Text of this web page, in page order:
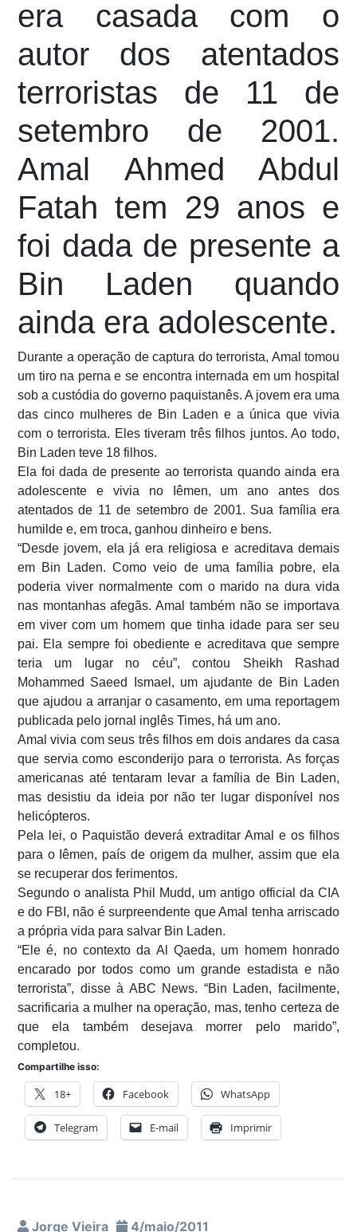
era casada com o
autor dos atentados
terroristas de 11 de
setembro de 2001.
Amal Ahmed Abdul
Fatah tem 29 anos e
foi dada de presente a
Bin Laden quando
ainda era adolescente.
Durante a operação de captura do terrorista, Amal tomou
um tiro na perna e se encontra internada em um hospital
sob a custódia do governo paquistanês. A jovem era uma
das cinco mulheres de Bin Laden e a única que vivia
com o terrorista. Eles tiveram três filhos juntos. Ao todo,
Bin Laden teve 18 filhos.
Ela foi dada de presente ao terrorista quando ainda era
adolescente e vivia no Iêmen, um ano antes dos
atentados de 11 de setembro de 2001. Sua família era
humilde e, em troca, ganhou dinheiro e bens.
“Desde jovem, ela já era religiosa e acreditava demais
em Bin Laden. Como veio de uma família pobre, ela
poderia viver normalmente com o marido na dura vida
nas montanhas afegãs. Amal também não se importava
em viver com um homem que tinha idade para ser seu
pai. Ela sempre foi obediente e acreditava que sempre
teria um lugar no céu”, contou Sheikh Rashad
Mohammed Saeed Ismael, um ajudante de Bin Laden
que ajudou a arranjar o casamento, em uma reportagem
publicada pelo jornal inglês Times, há um ano.
Amal vivia com seus três filhos em dois andares da casa
que servia como esconderijo para o terrorista. As forças
americanas até tentaram levar a família de Bin Laden,
mas desistiu da ideia por não ter lugar disponível nos
helicópteros.
Pela lei, o Paquistão deverá extraditar Amal e os filhos
para o Iêmen, país de origem da mulher, assim que ela
se recuperar dos ferimentos.
Segundo o analista Phil Mudd, um antigo official da CIA
e do FBI, não é surpreendente que Amal tenha arriscado
a própria vida para salvar Bin Laden.
“Ele é, no contexto da Al Qaeda, um homem honrado
encarado por todos como um grande estadista e não
terrorista”, disse à ABC News. “Bin Laden, facilmente,
sacrificaria a mulher na operação, mas, tenho certeza de
que ela também desejava morrer pelo marido”,
completou.
Compartilhe isso:
18+ Facebook WhatsApp
Telegram E-mail Imprimir
Jorge Vieira 4/maio/2011